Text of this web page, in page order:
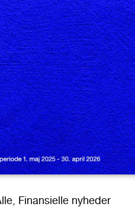
Finansielle nyheder